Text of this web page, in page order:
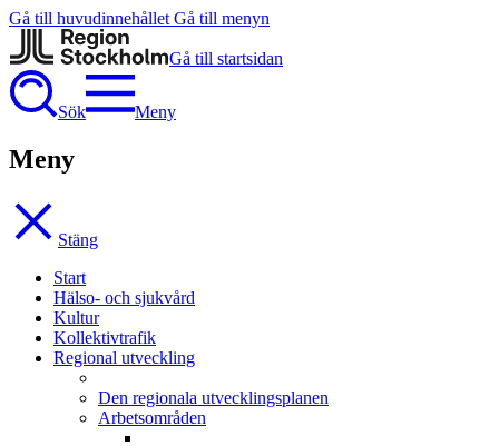
Gå till huvudinnehållet Gå till menyn
Gå till startsidan
Sök Meny
Meny
Stäng
Start
Hälso- och sjukvård
Kultur
Kollektivtrafik
Regional utveckling
Den regionala utvecklingsplanen
Arbetsområden